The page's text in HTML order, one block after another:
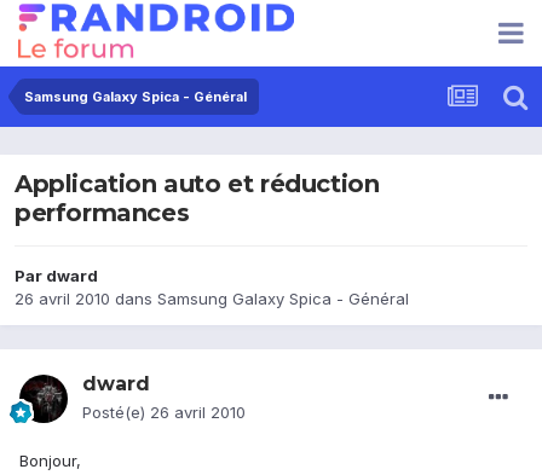
Samsung Galaxy Spica - Général
Application auto et réduction
performances
Par dward
26 avril 2010 dans Samsung Galaxy Spica - Général
dward
Posté(e) 26 avril 2010
Bonjour,